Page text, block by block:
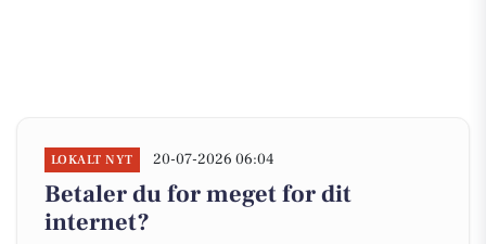
LOKALT NYT 20-07-2026 06:04
Betaler du for meget for dit
internet?